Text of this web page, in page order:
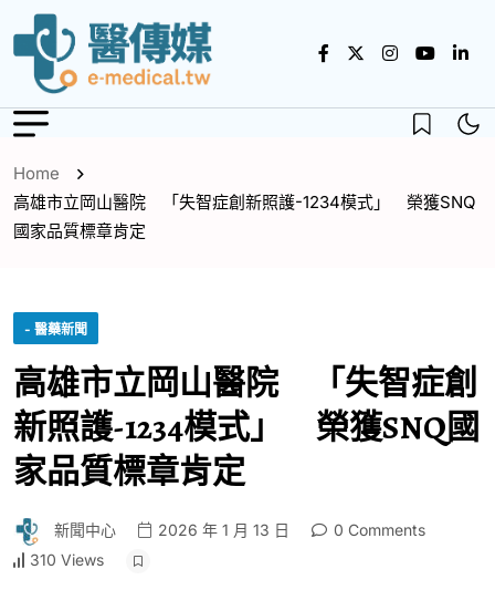
Home
高雄市立岡山醫院 「失智症創新照護-1234模式」 榮獲SNQ
國家品質標章肯定
- 醫藥新聞
高雄市立岡山醫院 「失智症創
新照護-1234模式」 榮獲SNQ國
家品質標章肯定
新聞中心 2026 年 1 月 13 日
0 Comments
310 Views